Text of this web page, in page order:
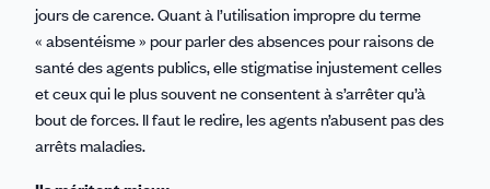
jours de carence. Quant à l’utilisation impropre du terme
« absentéisme » pour parler des absences pour raisons de
santé des agents publics, elle stigmatise injustement celles
et ceux qui le plus souvent ne consentent à s’arrêter qu’à
bout de forces. Il faut le redire, les agents n’abusent pas des
arrêts maladies.